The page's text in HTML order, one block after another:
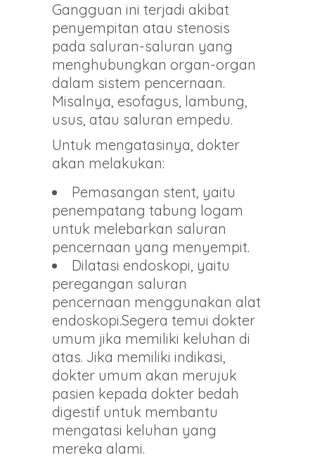
Gangguan ini terjadi akibat
penyempitan atau stenosis
pada saluran-saluran yang
menghubungkan organ-organ
dalam sistem pencernaan.
Misalnya, esofagus, lambung,
usus, atau saluran empedu.
Untuk mengatasinya, dokter
akan melakukan:
Pemasangan stent, yaitu
penempatang tabung logam
untuk melebarkan saluran
pencernaan yang menyempit.
Dilatasi endoskopi, yaitu
peregangan saluran
pencernaan menggunakan alat
endoskopi.Segera temui dokter
umum jika memiliki keluhan di
atas. Jika memiliki indikasi,
dokter umum akan merujuk
pasien kepada dokter bedah
digestif untuk membantu
mengatasi keluhan yang
mereka alami.